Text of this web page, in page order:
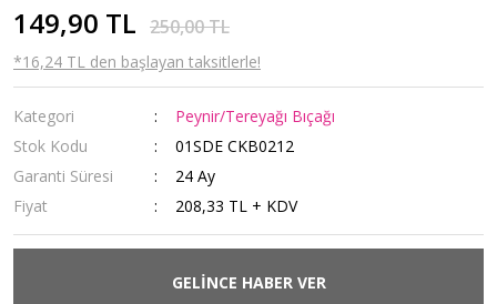
149,90 TL 250,00 TL
*16,24 TL den başlayan taksitlerle!
Kategori
Peynir/Tereyağı Bıçağı
Stok Kodu
01SDE CKB0212
Garanti Süresi
24 Ay
Fiyat
208,33 TL + KDV
GELİNCE HABER VER